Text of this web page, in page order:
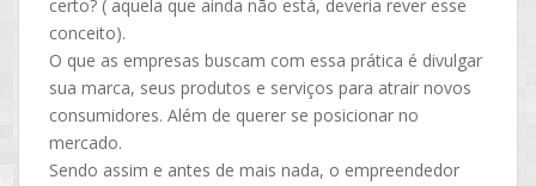
certo? ( aquela que ainda não está, deveria rever esse
conceito).
O que as empresas buscam com essa prática é divulgar
sua marca, seus produtos e serviços para atrair novos
consumidores. Além de querer se posicionar no
mercado.
Sendo assim e antes de mais nada, o empreendedor